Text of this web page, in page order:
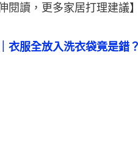
閱讀，更多家居打理建議】
衣服全放入洗衣袋竟是錯